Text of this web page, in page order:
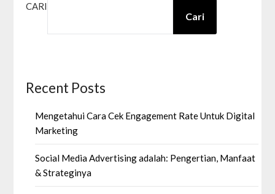
CARI
Cari
Recent Posts
Mengetahui Cara Cek Engagement Rate Untuk Digital
Marketing
Social Media Advertising adalah: Pengertian, Manfaat
& Strateginya